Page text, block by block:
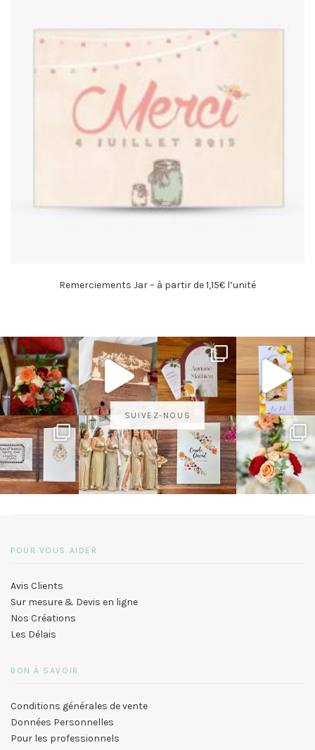
Remerciements Jar – à partir de 1,15€ l’unité
SUIVEZ-NOUS
POUR VOUS AIDER
Avis Clients
Sur mesure & Devis en ligne
Nos Créations
Les Délais
BON À SAVOIR
Conditions générales de vente
Données Personnelles
Pour les professionnels